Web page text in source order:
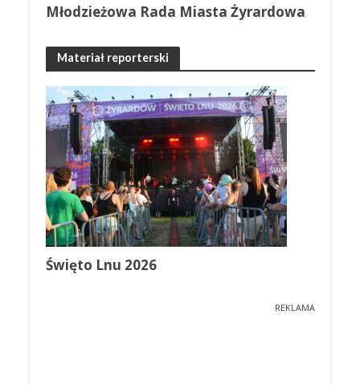
Młodzieżowa Rada Miasta Żyrardowa
Materiał reporterski
Święto Lnu 2026
REKLAMA